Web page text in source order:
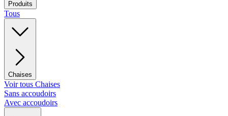
Produits
Tous
Chaises
Voir tous Chaises
Sans accoudoirs
Avec accoudoirs